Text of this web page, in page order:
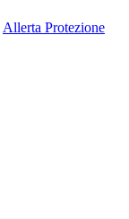
Allerta Protezione